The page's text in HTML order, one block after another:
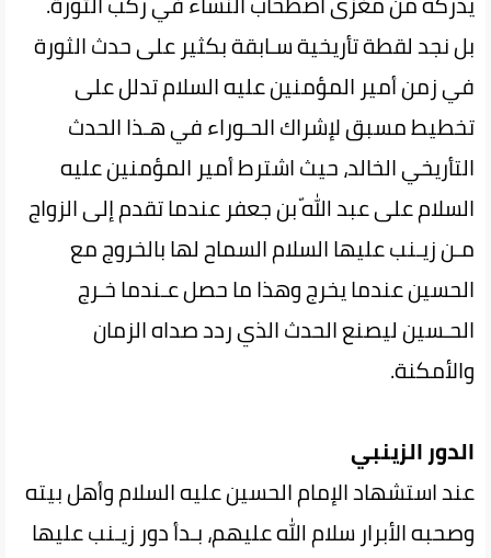
بل نجد لقطة تأريخية سـابقة بكثير على حدث الثورة‌
في‌ زمن أمير المؤمنين عليه السلام تدلل على
تخطيط مسبق لإشراك الحـوراء في هـذا الحدث
التأريخي‌ الخالد‌، حيث‌ اشترط أمير المؤمنين عليه
السلام على عبد اللّه بن جعفر عندما تقدم إلى الزواج
مـن زيـنب عليها السلام السماح لها بالخروج مع
الحسين عندما يخرج وهذا ما حصل عـندما خـرج‌
الحـسين‌ ليصنع‌ الحدث الذي ردد صداه الزمان
والأمكنة.
الدور الزينبي
عند استشهاد الإمام الحسين عليه السلام وأهل بيته
وصحبه‌ الأبرار‌ سلام الله عليهم، بـدأ‌ دور زيـنب عليها